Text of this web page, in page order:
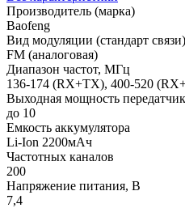
Производитель (марка)
Baofeng
Вид модуляции (стандарт связи)
FM (аналоговая)
Диапазон частот, МГц
136-174 (RX+TX), 400-520
Выходная мощность
до 10
Емкость аккумулятора
Li-Ion 2200мАч
Частотных каналов
200
Напряжение питания, В
7,4